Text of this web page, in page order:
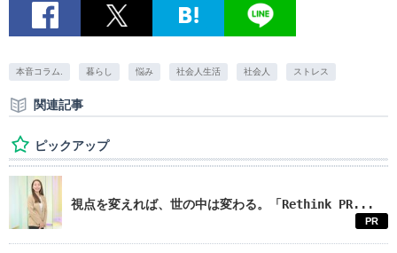
本音コラム. 暮らし 悩み 社会人生活 社会人 ストレス
関連記事
ピックアップ
視点を変えれば、世の中は変わる。「Rethink PR...
PR